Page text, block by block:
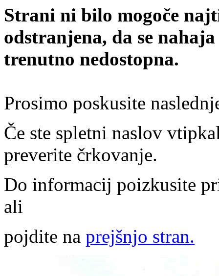
Strani ni bilo mogoče
odstranjena, da se
trenutno nedostopna.
Prosimo poskusite
Če ste spletni naslov
preverite črkovanje.
Do informacij poizkusite
ali
pojdite na prejšnjo stran.